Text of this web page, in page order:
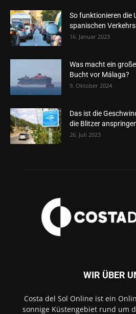
So funktionieren die
spanischen
16. Januar 2023
Was macht ein
Bucht vor Málaga?
9. Oktober 2024
Das ist die
die Blitzer
26. Juli 2023
WIR ÜBER
Costa del Sol Online ist ein
sonnige Küstengebiet rund um